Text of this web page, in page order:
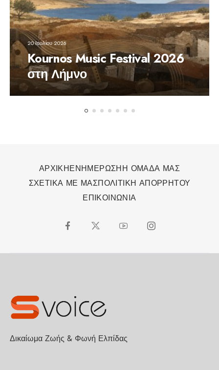
20 Ιουλίου 2026
Kournos Music Festival 2026
στη Λήμνο
ΑΡΧΙΚΗΕΝΗΜΕΡΩΣΗΗ ΟΜΑΔΑ ΜΑΣ
ΣΧΕΤΙΚΑ ΜΕ ΜΑΣΠΟΛΙΤΙΚΗ ΑΠΟΡΡΗΤΟΥ
ΕΠΙΚΟΙΝΩΝΙΑ
Δικαίωμα Ζωής & Φωνή Ελπίδας